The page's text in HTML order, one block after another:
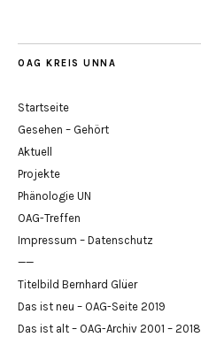
OAG KREIS UNNA
Startseite
Gesehen – Gehört
Aktuell
Projekte
Phänologie UN
OAG-Treffen
Impressum – Datenschutz
——
Titelbild Bernhard Glüer
Das ist neu – OAG-Seite 2019
Das ist alt – OAG-Archiv 2001 – 2018